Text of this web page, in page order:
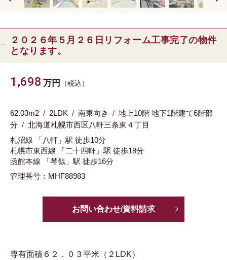
２０２６年５月２６日リフォーム工事完了の物件
となります。
1,698 万円 （税込）
62.03m2 2LDK 南東向き
地上10階 地下1階建て6階部
分
北海道札幌市西区八軒三条東４丁目
札沼線
「八軒」駅 徒歩10分
札幌市東西線
「二十四軒」駅 徒歩18分
函館本線
「琴似」駅 徒歩16分
管理番号：MHF88983
お問い合わせ/資料請求
専有面積６２．０３平米（２LDK）